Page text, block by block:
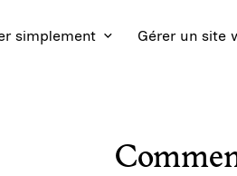
simplement Gérer un site